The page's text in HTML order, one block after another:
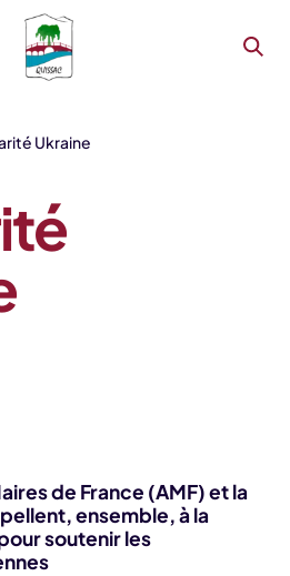
Ukraine
de France (AMF) et la
ensemble, à la
soutenir les